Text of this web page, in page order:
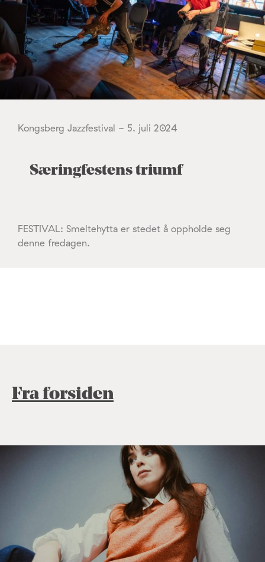
Kongsberg Jazzfestival - 5. juli 2024
Særingfestens triumf
FESTIVAL: Smeltehytta er stedet å oppholde seg
denne fredagen.
Fra forsiden